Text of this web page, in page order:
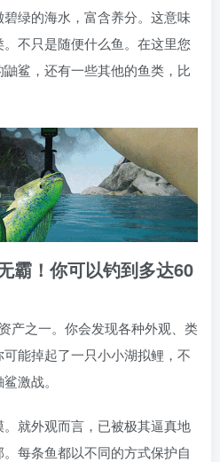
绿的海水，富含养分。这意味
不只是随便什么鱼。在这里您
鲨，还有一些其他的鱼类，比
霸！你可以钓到多达60
产之一。你会发现各种外观、类
能掉起了一只小小湖拟鲤，不
激战。
就外观而言，已被极其逼真地
每条鱼都以不同的方式保护自